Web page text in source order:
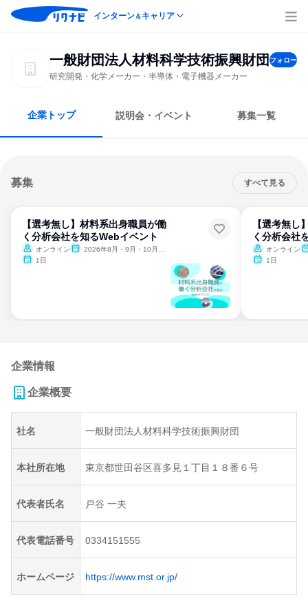
インターン＆キャリア
一般財団法人材料科学技術振興財団 フォロー
研究開発・化学メーカー・半導体・電子機器メーカー
企業トップ 説明会・イベント 募集一覧
募集 すべて見る
【選考無し】材料系出身職員が働
く分析会社を知るWebイベント
オンライン
2026年8月・9月・10月・11月・12月
1日
【選考無し
く分析会社
オンライン
1日
企業情報
企業概要
社名 一般財団法人材料科学技術振興財団
本社所在地 東京都世田谷区喜多見１丁目１８番６号
代表者氏名 戸谷 一夫
代表電話番号 0334151555
ホームページ https://www.mst.or.jp/